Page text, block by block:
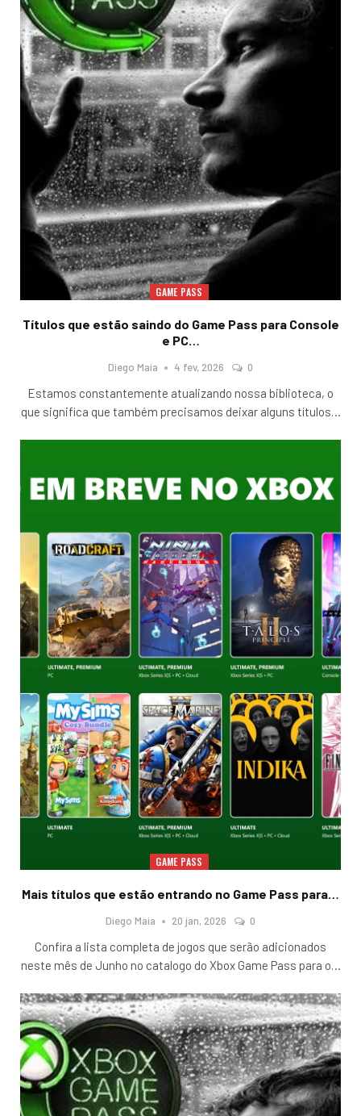
GAME PASS
Títulos que estão saindo do Game Pass para Console
e PC…
Diego Maia 4 fev, 2026 0
Estamos constantemente atualizando nossa biblioteca, o
que significa que também precisamos deixar alguns títulos…
GAME PASS
Mais títulos que estão entrando no Game Pass para…
Diego Maia 20 jan, 2026 0
Confira a lista completa de jogos que serão adicionados
neste mês de Junho no catalogo do Xbox Game Pass para o…